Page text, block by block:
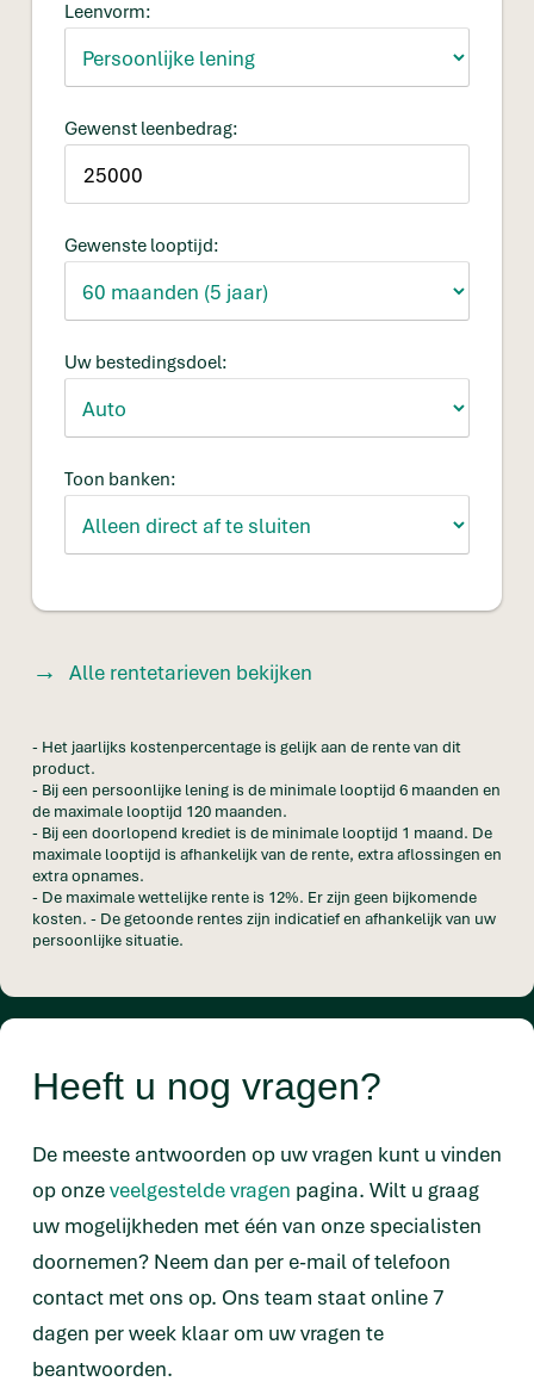
Leenvorm:
Gewenst leenbedrag:
Gewenste looptijd:
Uw bestedingsdoel:
Toon banken:
Alle rentetarieven bekijken
- Het jaarlijks kostenpercentage is gelijk aan de rente van dit
product.
- Bij een persoonlijke lening is de minimale looptijd 6 maanden en
de maximale looptijd 120 maanden.
- Bij een doorlopend krediet is de minimale looptijd 1 maand. De
maximale looptijd is afhankelijk van de rente, extra aflossingen en
extra opnames.
- De maximale wettelijke rente is 12%. Er zijn geen bijkomende
kosten. - De getoonde rentes zijn indicatief en afhankelijk van uw
persoonlijke situatie.
Heeft u nog vragen?
De meeste antwoorden op uw vragen kunt u vinden
op onzeveelgestelde vragen pagina. Wilt u graag
uw mogelijkheden met één van onze specialisten
doornemen? Neem dan per e-mail of telefoon
contact met ons op. Ons team staat online 7
dagen per week klaar om uw vragen te
beantwoorden.